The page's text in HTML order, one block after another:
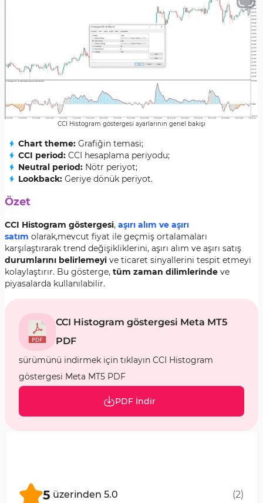
CCI Histogram göstergesi ayarlarının genel bakışı
Chart theme: Grafiğin temasi;
CCI period: CCI hesaplama periyodu;
Neutral period: Nötr periyot;
Lookback: Geriye dönük periyot.
Özet
CCI Histogram göstergesi, aşırı alım ve aşırı
satım olarak,mevcut fiyat ile geçmiş ortalamaları
karşılaştırarak trend değişikliklerini, aşırı alım ve aşırı satış
durumlarını belirlemeyi ve ticaret sinyallerini tespit etmeyi
kolaylaştırır. Bu gösterge, tüm zaman dilimlerinde ve
piyasalarda kullanılabilir.
CCI Histogram göstergesi Meta MT5
PDF
sürümünü indirmek için tıklayın CCI Histogram
göstergesi Meta MT5 PDF
PDF İndir
5 üzerinden 5.0 (2)